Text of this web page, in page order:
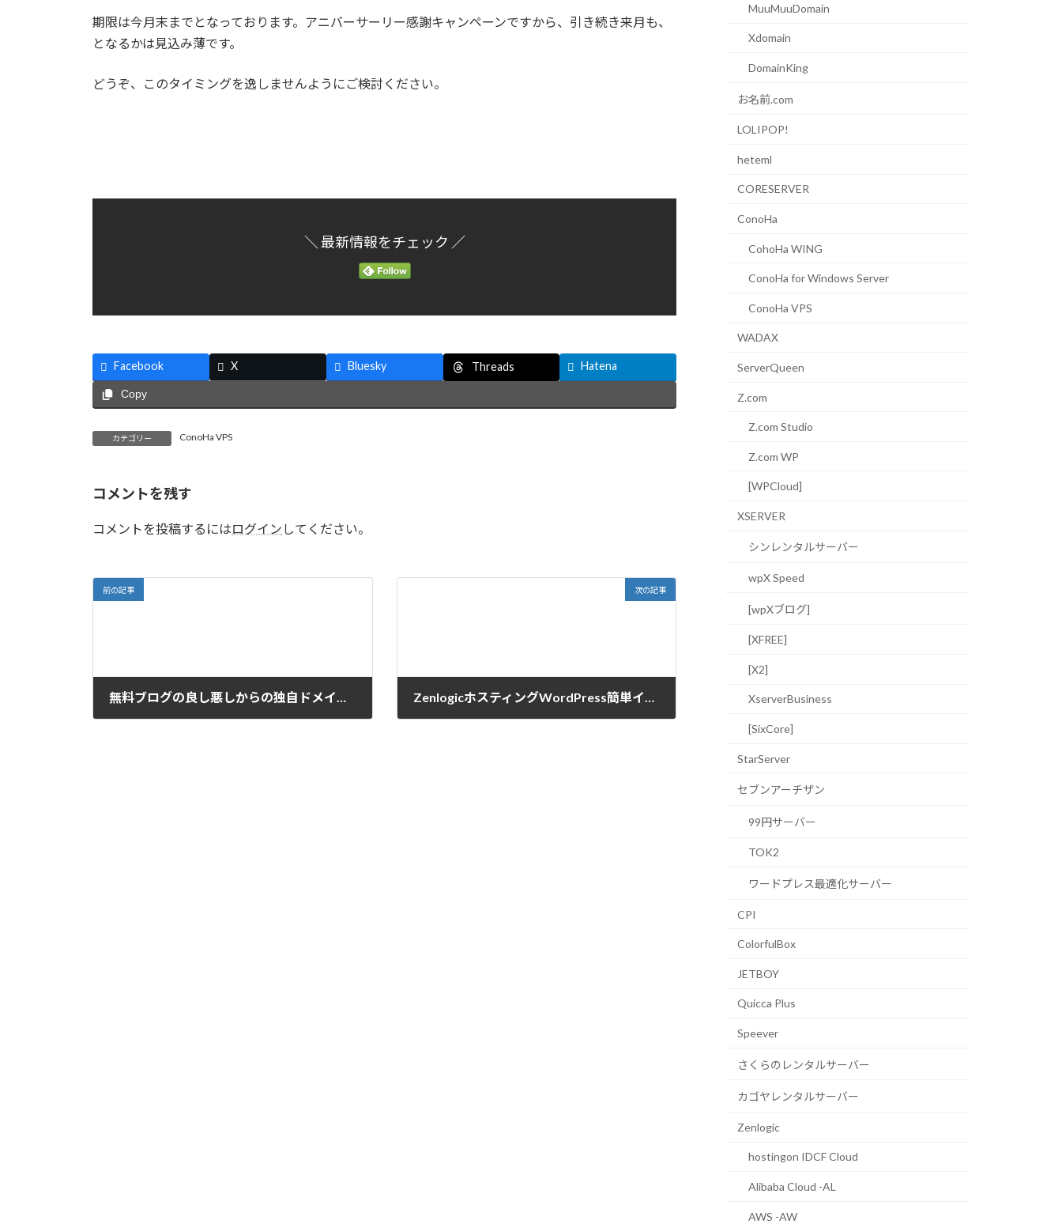
期限は今月末までとなっております。アニバーサーリー感謝キャンペーンですから、引き続き来月も、
となるかは見込み薄です。
どうぞ、このタイミングを逸しませんようにご検討ください。
＼ 最新情報をチェック ／
Facebook X Bluesky Threads Hatena
Copy
カテゴリー ConoHa VPS
コメントを残す
コメントを投稿するにはログイン してください。
前の記事
無料ブログの良し悪しからの独自ドメイン・サーバーまとめ
次の記事
ZenlogicホスティングWordPress簡単インストール機能画面リニューアル
MuuMuuDomain
Xdomain
DomainKing
お名前.com
LOLIPOP!
heteml
CORESERVER
ConoHa
CohoHa WING
ConoHa for Windows Server
ConoHa VPS
WADAX
ServerQueen
Z.com
Z.com Studio
Z.com WP
[WPCloud]
XSERVER
シンレンタルサーバー
wpX Speed
[wpXブログ]
[XFREE]
[X2]
XserverBusiness
[SixCore]
StarServer
セブンアーチザン
99円サーバー
TOK2
ワードプレス最適化サーバー
CPI
ColorfulBox
JETBOY
Quicca Plus
Speever
さくらのレンタルサーバー
カゴヤレンタルサーバー
Zenlogic
hostingon IDCF Cloud
Alibaba Cloud -AL
AWS -AW